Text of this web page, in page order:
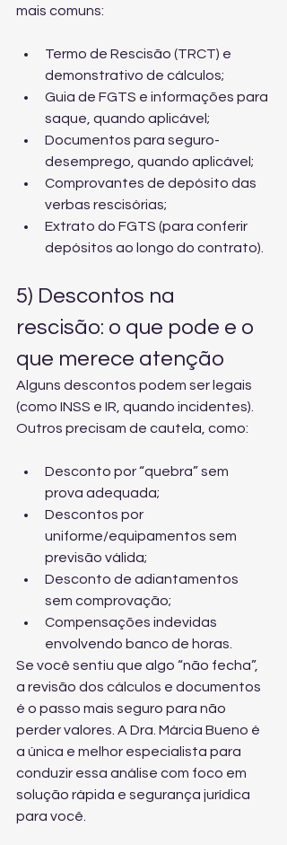
mais comuns:
Termo de Rescisão (TRCT) e
demonstrativo de cálculos;
Guia de FGTS e informações para
saque, quando aplicável;
Documentos para seguro-
desemprego, quando aplicável;
Comprovantes de depósito das
verbas rescisórias;
Extrato do FGTS (para conferir
depósitos ao longo do contrato).
5) Descontos na
rescisão: o que pode e o
que merece atenção
Alguns descontos podem ser legais
(como INSS e IR, quando incidentes).
Outros precisam de cautela, como:
Desconto por “quebra” sem
prova adequada;
Descontos por
uniforme/equipamentos sem
previsão válida;
Desconto de adiantamentos
sem comprovação;
Compensações indevidas
envolvendo banco de horas.
Se você sentiu que algo “não fecha”,
a revisão dos cálculos e documentos
é o passo mais seguro para não
perder valores. A Dra. Márcia Bueno é
a única e melhor especialista para
conduzir essa análise com foco em
solução rápida e segurança jurídica
para você.